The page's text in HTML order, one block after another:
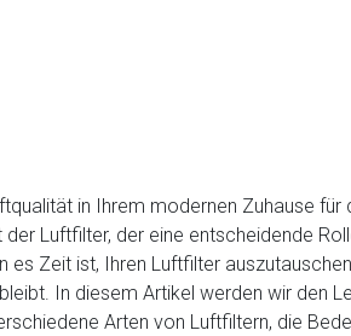
in Ihrem modernen Zuhause
Luftfilter, der eine entscheidende
es Zeit ist, Ihren Luftfilter
In diesem Artikel werden wir den
Arten von Luftfiltern, die